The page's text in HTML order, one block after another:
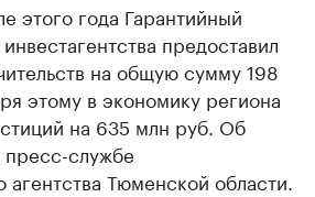
этого года Гарантийный
предоставил
на общую сумму 198
этому в экономику региона
на 635 млн руб. Об
службе
агентства Тюменской области.